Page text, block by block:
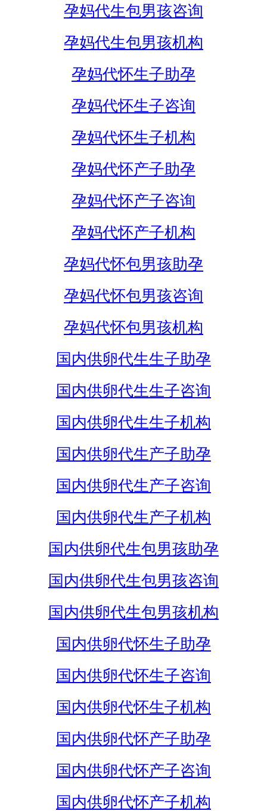
孕妈代生包男孩咨询
孕妈代生包男孩机构
孕妈代怀生子助孕
孕妈代怀生子咨询
孕妈代怀生子机构
孕妈代怀产子助孕
孕妈代怀产子咨询
孕妈代怀产子机构
孕妈代怀包男孩助孕
孕妈代怀包男孩咨询
孕妈代怀包男孩机构
国内供卵代生生子助孕
国内供卵代生生子咨询
国内供卵代生生子机构
国内供卵代生产子助孕
国内供卵代生产子咨询
国内供卵代生产子机构
国内供卵代生包男孩助孕
国内供卵代生包男孩咨询
国内供卵代生包男孩机构
国内供卵代怀生子助孕
国内供卵代怀生子咨询
国内供卵代怀生子机构
国内供卵代怀产子助孕
国内供卵代怀产子咨询
国内供卵代怀产子机构